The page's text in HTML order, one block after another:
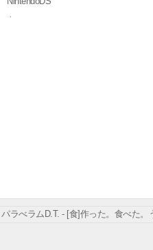
パラべラムD.T. - [食]作った。食べた。